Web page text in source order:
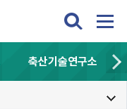
축산기술연구소